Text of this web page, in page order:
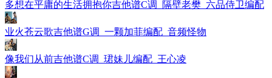
多想在平庸的生活拥抱你吉他谱C调_隔壁老樊_六品侍卫编配
业火苍云歌吉他谱G调_一颗加菲编配_音频怪物
像我们从前吉他谱C调_珺妹儿编配_王心凌